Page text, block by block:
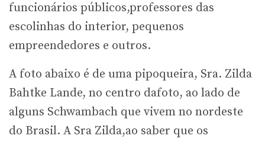
funcionários públicos,professores das
escolinhas do interior, pequenos
empreendedores e outros.
A foto abaixo é de uma pipoqueira, Sra. Zilda
Bahtke Lande, no centro dafoto, ao lado de
alguns Schwambach que vivem no nordeste
do Brasil. A Sra Zilda,ao saber que os